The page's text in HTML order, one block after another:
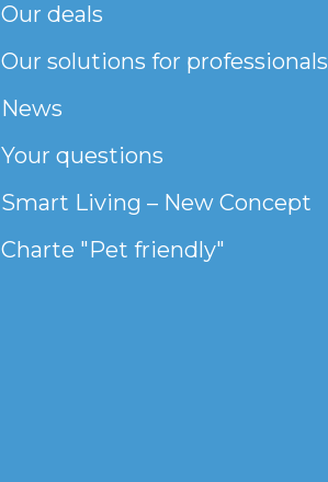
Our deals
Our solutions for professionals
News
Your questions
Smart Living – New Concept
Charte "Pet friendly"